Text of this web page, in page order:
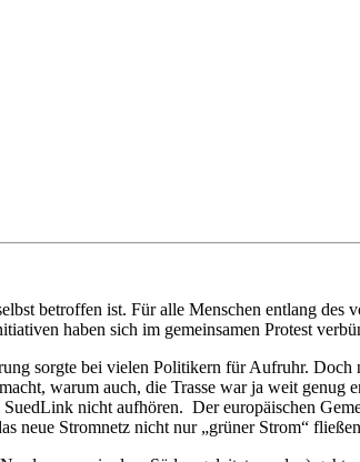
betroffen ist. Für alle Menschen entlang
haben sich im gemeinsamen Protest
sorgte bei vielen Politikern für Aufruhr.
warum auch, die Trasse war ja weit
nicht aufhören. Der europäischen
neue Stromnetz nicht nur „grüner Strom“